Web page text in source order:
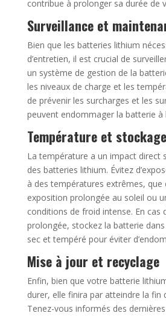
contribue à prolonger sa durée de
Surveillance et
Bien que les batteries lithium
d’entretien, il est crucial de
un système de gestion de la
les niveaux de charge et les
de prévenir les surcharges et les
peuvent endommager la batterie à
Température et stockage
La température a un impact direct
des batteries lithium. Évitez
à des températures extrêmes, que
exposition prolongée au soleil ou
conditions de froid intense. En cas
prolongée, stockez la batterie
sec et tempéré pour éviter
Mise à jour et recyclage
Enfin, bien que votre batterie
durer, elle finira par atteindre la fin
Tenez-vous informés des